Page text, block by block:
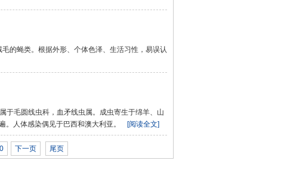
的蝇类。根据外形、个体色泽、生活习性，易误认
毛圆线虫科，血矛线虫属。成虫寄生于绵羊、山
。人体感染偶见于巴西和澳大利亚。
[阅读全文]
下一页 尾页